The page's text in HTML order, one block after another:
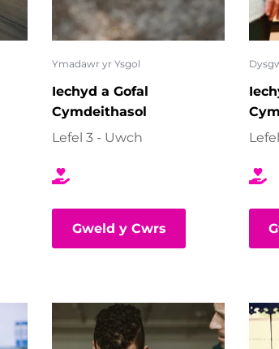
Ymadawr yr Ysgol
Iechyd a Gofal
Cymdeithasol
Lefel 3 - Uwch
Gweld y Cwrs